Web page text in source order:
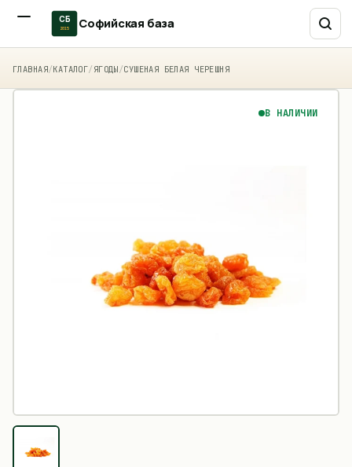
СБ
2015 Софийская база
ГЛАВНАЯ/КАТАЛОГ/ ЯГОДЫ/СУШЕНАЯ БЕЛАЯ ЧЕРЕШНЯ
В НАЛИЧИИ